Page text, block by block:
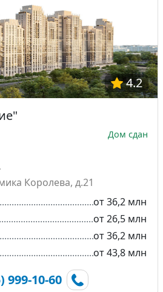
4.2
Дом сдан
Королева, д.21
от 36,2 млн
от 26,5 млн
от 36,2 млн
от 43,8 млн
999-10-60